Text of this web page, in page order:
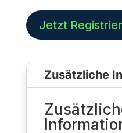
Menge
Jetzt
Zusätzliche